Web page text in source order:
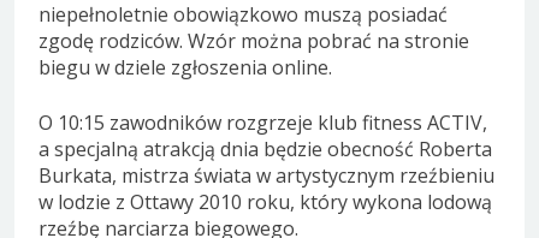
niepełnoletnie obowiązkowo muszą posiadać
zgodę rodziców. Wzór można pobrać na stronie
biegu w dziele zgłoszenia online.
O 10:15 zawodników rozgrzeje klub fitness ACTIV,
a specjalną atrakcją dnia będzie obecność Roberta
Burkata, mistrza świata w artystycznym rzeźbieniu
w lodzie z Ottawy 2010 roku, który wykona lodową
rzeźbę narciarza biegowego.